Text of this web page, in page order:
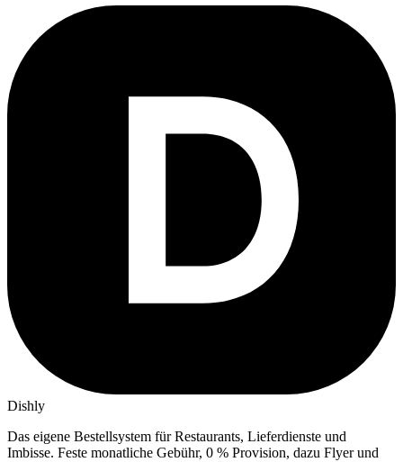
Dishly
Das eigene Bestellsystem für Restaurants, Lieferdienste und
Imbisse. Feste monatliche Gebühr, 0 % Provision, dazu Flyer und